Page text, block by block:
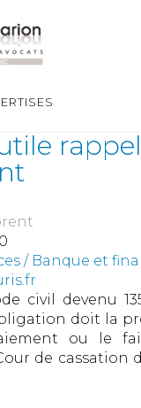
/ Banque et
civil devenu
doit la
ou le
de cassation